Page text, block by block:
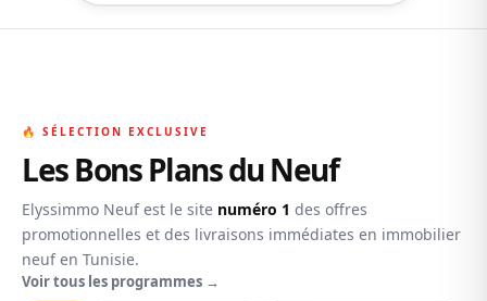
🔥 SÉLECTION EXCLUSIVE
Les Bons Plans du Neuf
Elyssimmo Neuf est le site numéro 1 des offres
promotionnelles et des livraisons immédiates en immobilier
neuf en Tunisie.
Voir tous les programmes →